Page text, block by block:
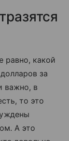
равно, какой
за
важно, в
то это
А это